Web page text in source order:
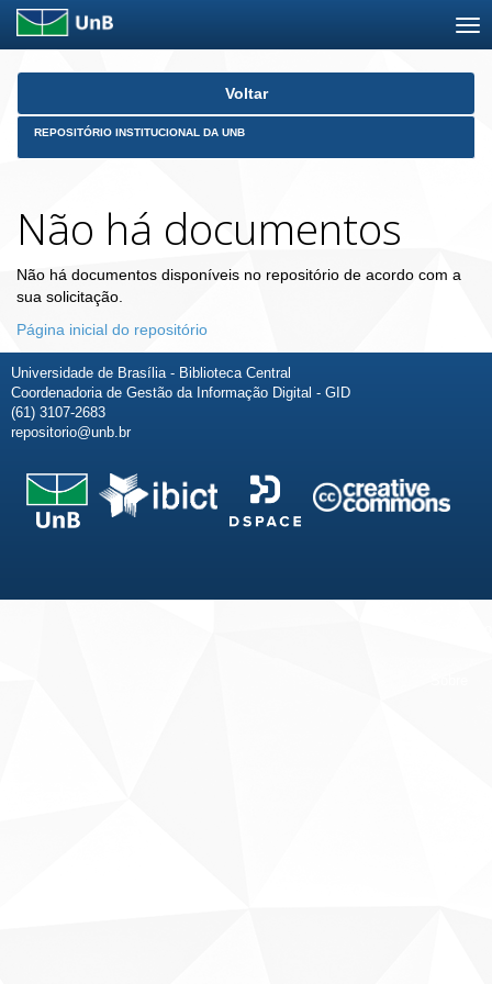
Skip
Voltar
REPOSITÓRIO INSTITUCIONAL DA UNB
Não há documentos
Não há documentos disponíveis no repositório de acordo com a
sua solicitação.
Página inicial do repositório
Universidade de Brasília - Biblioteca Central
Coordenadoria de Gestão da Informação Digital - GID
(61) 3107-2683
repositorio@unb.br